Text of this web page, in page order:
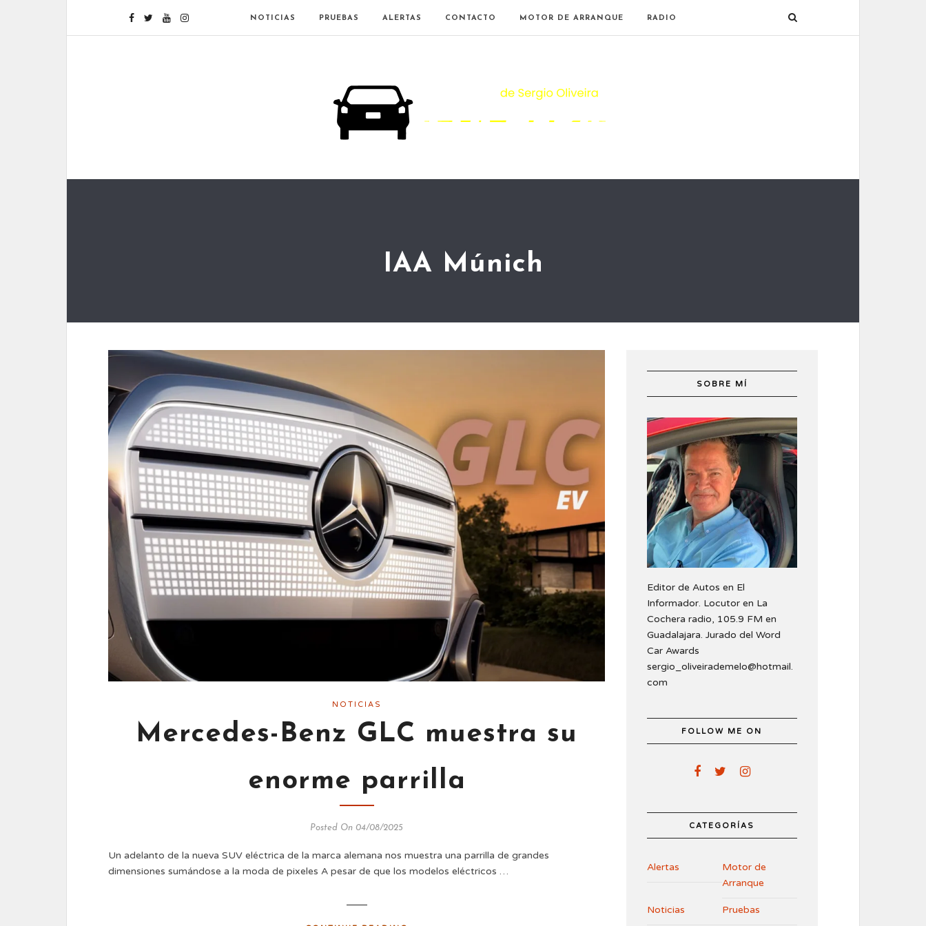
NOTICIAS PRUEBAS ALERTAS CONTACTO MOTOR DE ARRANQUE RADIO
IAA Múnich
NOTICIAS
Mercedes-Benz GLC muestra su
enorme parrilla
Posted On 04/08/2025
Un adelanto de la nueva SUV eléctrica de la marca alemana nos muestra una parrilla de grandes
dimensiones sumándose a la moda de pixeles A pesar de que los modelos eléctricos …
SOBRE MÍ
Editor de Autos en El
Informador. Locutor en La
Cochera radio, 105.9 FM en
Guadalajara. Jurado del Word
Car Awards
sergio_oliveirademelo@hotmail.
com
FOLLOW ME ON
CATEGORÍAS
Alertas
Motor de
Arranque
Noticias Pruebas